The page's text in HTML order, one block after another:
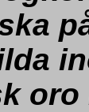
oro